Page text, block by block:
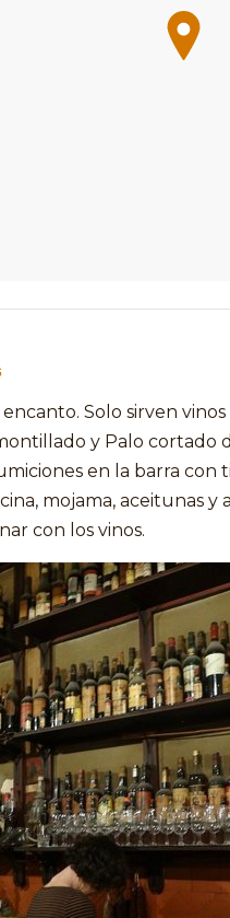
Solo sirven
y Palo cortado
en la barra con
mojama, aceitunas
con los vinos.